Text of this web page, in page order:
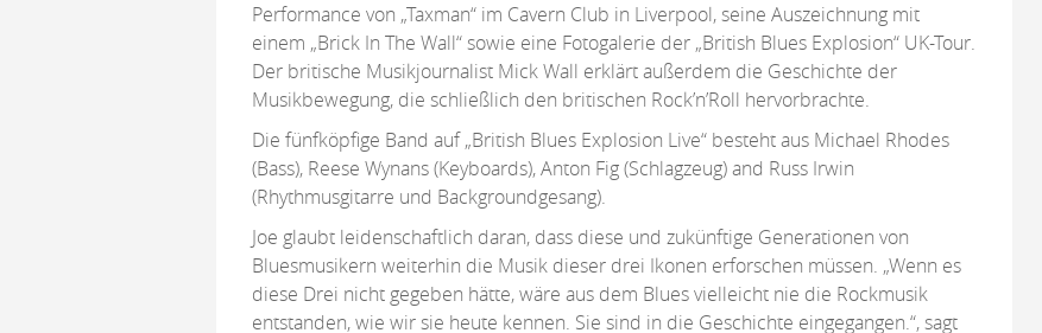
Performance von „Taxman“ im Cavern Club in Liverpool, seine Auszeichnung mit
einem „Brick In The Wall“ sowie eine Fotogalerie der „British Blues Explosion“ UK-Tour.
Der britische Musikjournalist Mick Wall erklärt außerdem die Geschichte der
Musikbewegung, die schließlich den britischen Rock’n’Roll hervorbrachte.
Die fünfköpfige Band auf „British Blues Explosion Live“ besteht aus Michael Rhodes
(Bass), Reese Wynans (Keyboards), Anton Fig (Schlagzeug) and Russ Irwin
(Rhythmusgitarre und Backgroundgesang).
Joe glaubt leidenschaftlich daran, dass diese und zukünftige Generationen von
Bluesmusikern weiterhin die Musik dieser drei Ikonen erforschen müssen. „Wenn es
diese Drei nicht gegeben hätte, wäre aus dem Blues vielleicht nie die Rockmusik
entstanden, wie wir sie heute kennen. Sie sind in die Geschichte eingegangen.“, sagt